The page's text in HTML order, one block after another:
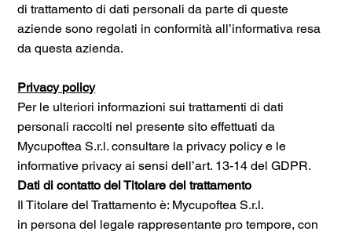
di trattamento di dati personali da parte di queste
aziende sono regolati in conformità all’informativa resa
da questa azienda.
Privacy policy
Per le ulteriori informazioni sui trattamenti di dati
personali raccolti nel presente sito effettuati da
Mycupoftea S.r.l. consultare la privacy policy e le
informative privacy ai sensi dell’art. 13-14 del GDPR.
Dati di contatto del Titolare del trattamento
Il Titolare del Trattamento è: Mycupoftea S.r.l.
​in persona del legale rappresentante pro tempore, con